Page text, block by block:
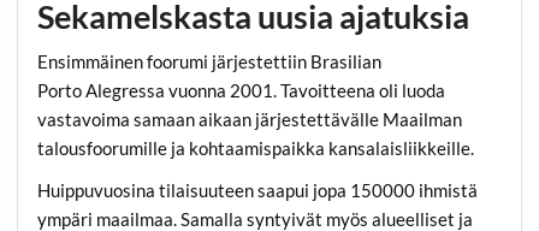
Sekamelskasta uusia ajatuksia
Ensimmäinen foorumi järjestettiin Brasilian
Porto Alegressa vuonna 2001. Tavoitteena oli luoda
vastavoima samaan aikaan järjestettävälle Maailman
talousfoorumille ja kohtaamispaikka kansalaisliikkeille.
Huippuvuosina tilaisuuteen saapui jopa 150000 ihmistä
ympäri maailmaa. Samalla syntyivät myös alueelliset ja